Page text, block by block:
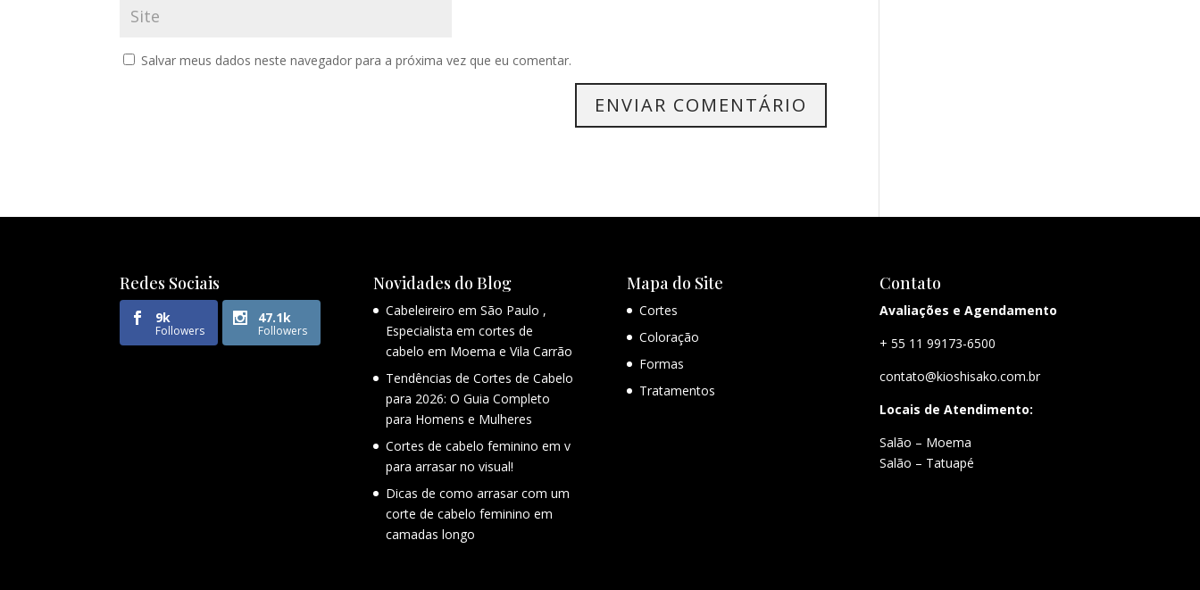
Salvar meus dados neste navegador para a próxima vez que eu comentar.
Redes Sociais
9k
Followers
47.1k
Followers
Novidades do Blog
Cabeleireiro em São Paulo ,
Especialista em cortes de
cabelo em Moema e Vila Carrão
Tendências de Cortes de Cabelo
para 2026: O Guia Completo
para Homens e Mulheres
Cortes de cabelo feminino em v
para arrasar no visual!
Dicas de como arrasar com um
corte de cabelo feminino em
camadas longo
Mapa do Site
Cortes
Coloração
Formas
Tratamentos
Contato
Avaliações e Agendamento
+ 55 11 99173-6500
contato@kioshisako.com.br
Locais de Atendimento:
Salão – Moema
Salão – Tatuapé